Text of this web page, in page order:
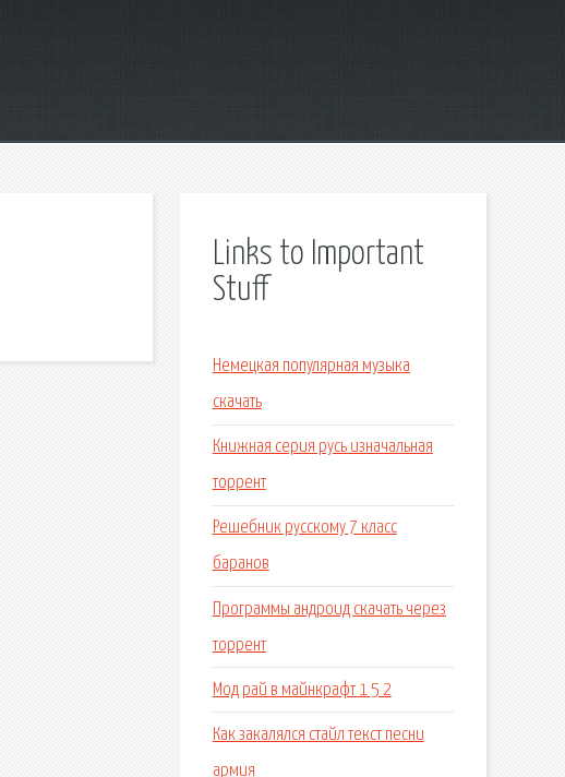
Links to Important
Stuff
Немецкая популярная музыка
скачать
Книжная серия русь изначальная
торрент
Решебник русскому 7 класс
баранов
Программы андроид скачать через
торрент
Мод рай в майнкрафт 1 5 2
Как закалялся стайл текст песни
армия